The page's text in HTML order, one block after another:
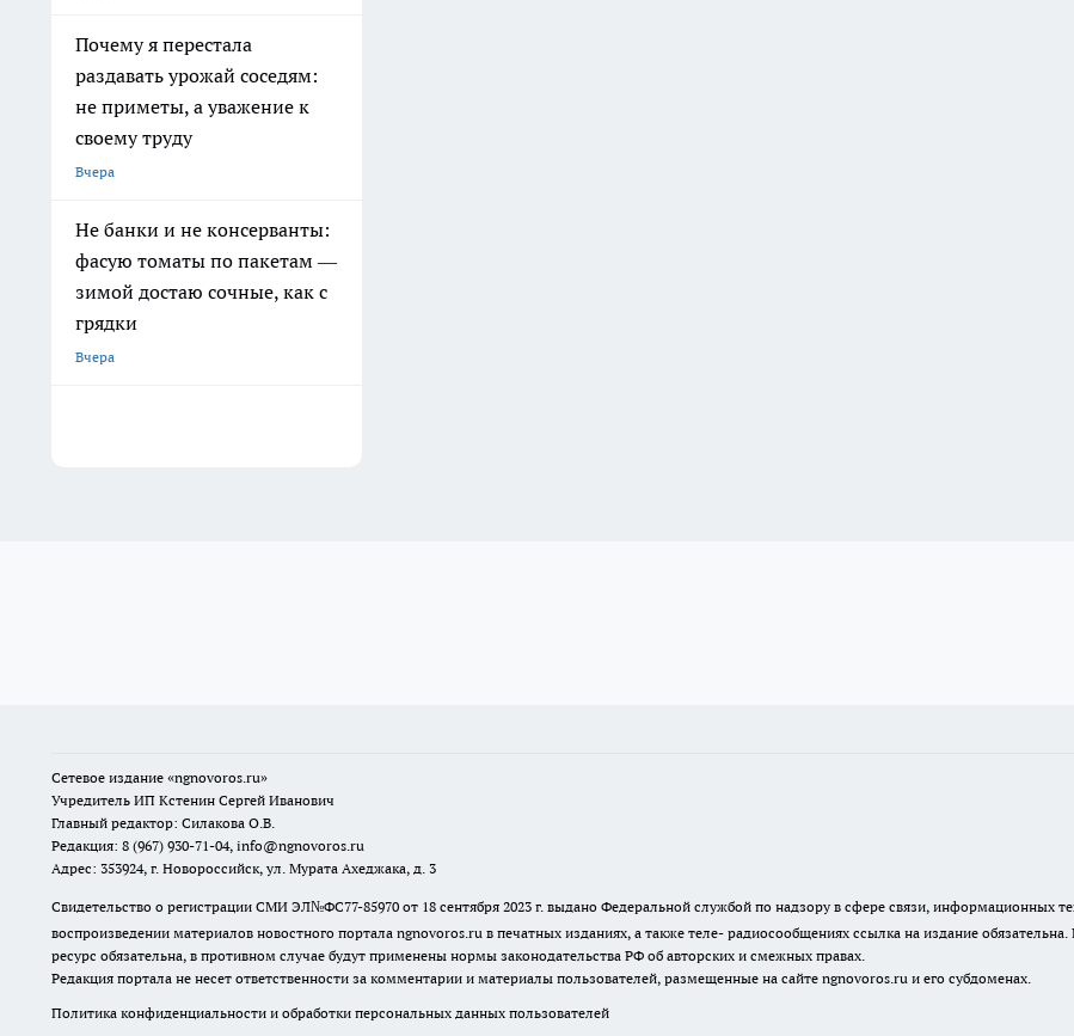
Почему я перестала
раздавать урожай соседям:
не приметы, а уважение к
своему труду
Вчера
Не банки и не консерванты:
фасую томаты по пакетам —
зимой достаю сочные, как с
грядки
Вчера
Сетевое издание «ngnovoros.ru»
Учредитель ИП Кстенин Сергей Иванович
Главный редактор: Силакова О.В.
Редакция: 8 (967) 930-71-04, info@ngnovoros.ru
Адрес: 353924, г. Новороссийск, ул. Мурата Ахеджака, д. 3
Свидетельство о регистрации СМИ ЭЛ№ФС77-85970 от 18 сентября 2023 г. выдано Федеральной службой по надзору в сфере связи,
воспроизведении материалов новостного портала ngnovoros.ru в печатных изданиях, а также теле- радиосообщениях ссылка на издание
ресурс обязательна, в противном случае будут применены нормы законодательства РФ об авторских и смежных правах.
Редакция портала не несет ответственности за комментарии и материалы пользователей, размещенные на сайте ngnovoros.ru и его субдоменах.
Политика конфиденциальности и обработки персональных данных пользователей